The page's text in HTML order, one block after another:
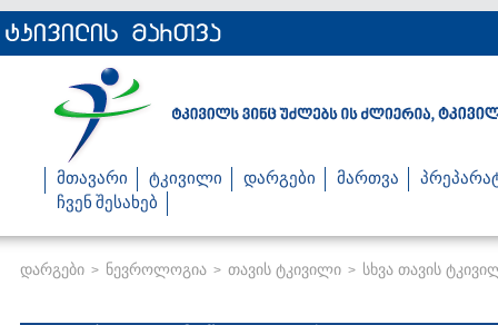
მთავარი ტკივილი დარგები მართვა
ჩვენ შესახებ
დარგები > ნევროლოგია > თავის ტკივილი > სხვა თავის